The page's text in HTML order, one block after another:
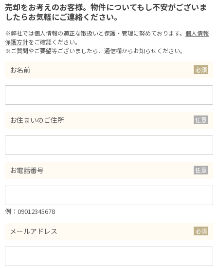
売却をお考えのお客様。物件についてもし不安がございま
したらお気軽にご連絡ください。
※弊社では個人情報の適正な取扱いと保護・管理に努めております。 個人情報
保護方針をご確認ください。
※ご質問やご要望等ございましたら、通信欄からお知らせください。
お名前
お住まいのご住所
お電話番号
例：09012345678
メールアドレス